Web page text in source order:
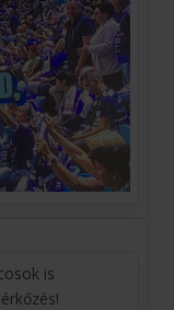
is